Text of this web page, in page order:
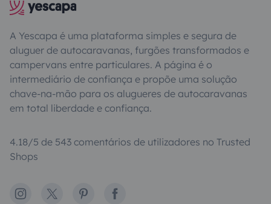
A Yescapa é uma plataforma simples e segura de
aluguer de autocaravanas, furgões transformados e
campervans entre particulares. A página é o
intermediário de confiança e propõe uma solução
chave-na-mão para os alugueres de autocaravanas
em total liberdade e confiança.
4.18/5 de 543 comentários de utilizadores no Trusted
Shops
Instagram
X PinterestFacebook